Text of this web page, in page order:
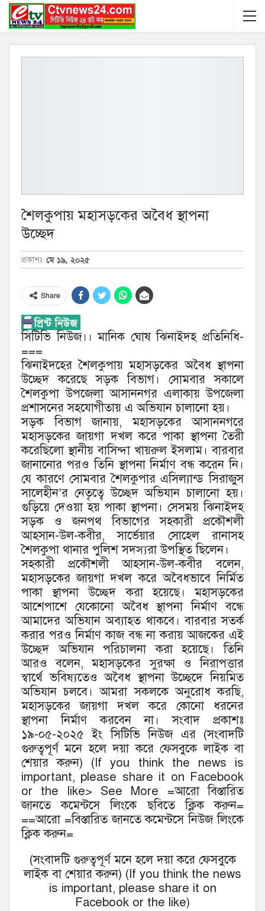
শৈলকুপায় মহাসড়কের অবৈধ স্থাপনা
উচ্ছেদ
প্রকাশঃ মে ১৯, ২০২৫
Share
সিটিভি নিউজ।। মানিক ঘোষ ঝিনাইদহ প্রতিনিধি-
===
ঝিনাইদহের শৈলকুপায় মহাসড়কের অবৈধ স্থাপনা
উচ্ছেদ করেছে সড়ক বিভাগ। সোমবার সকালে
শৈলকুপা উপজেলা আসাননগর এলাকায় উপজেলা
প্রশাসনের সহযোগীতায় এ অভিযান চালানো হয়।
সড়ক বিভাগ জানায়, মহাসড়কের আসাননগরে
মহাসড়কের জায়গা দখল করে পাকা স্থাপনা তৈরী
করেছিলো স্থানীয় বাসিন্দা খায়রুল ইসলাম। বারবার
জানানোর পরও তিনি স্থাপনা নির্মাণ বন্ধ করেন নি।
যে কারণে সোমবার শৈলকুপার এসিল্যান্ড সিরাজুস
সালেহীন’র নেতৃত্বে উচ্ছেদ অভিযান চালানো হয়।
গুড়িয়ে দেওয়া হয় পাকা স্থাপনা। সেসময় ঝিনাইদহ
সড়ক ও জনপথ বিভাগের সহকারী প্রকৌশলী
আহসান-উল-কবীর, সার্ভেয়ার সোহেল রানাসহ
শৈলকুপা থানার পুলিশ সদস্যরা উপস্থিত ছিলেন।
সহকারী প্রকৌশলী আহসান-উল-কবীর বলেন,
মহাসড়কের জায়গা দখল করে অবৈধভাবে নির্মিত
পাকা স্থাপনা উচ্ছেদ করা হয়েছে। মহাসড়কের
আশেপাশে যেকোনো অবৈধ স্থাপনা নির্মাণ বন্ধে
আমাদের অভিযান অব্যাহত থাকবে। বারবার সতর্ক
করার পরও নির্মাণ কাজ বন্ধ না করায় আজকের এই
উচ্ছেদ অভিযান পরিচালনা করা হয়েছে। তিনি
আরও বলেন, মহাসড়কের সুরক্ষা ও নিরাপত্তার
স্বার্থে ভবিষ্যতেও অবৈধ স্থাপনা উচ্ছেদে নিয়মিত
অভিযান চলবে। আমরা সকলকে অনুরোধ করছি,
মহাসড়কের জায়গা দখল করে কোনো ধরনের
স্থাপনা নির্মাণ করবেন না। সংবাদ প্রকাশঃ
১৯-০৫-২০২৫ ইং সিটিভি নিউজ এর (সংবাদটি
গুরুত্বপূর্ণ মনে হলে দয়া করে ফেসবুকে লাইক বা
শেয়ার করুন) (If you think the news is
important, please share it on Facebook
or the like> See More =আরো বিস্তারিত
জানতে কমেন্টসে লিংকে ছবিতে ক্লিক করুন=
==আরো =বিস্তারিত জানতে কমেন্টসে নিউজ লিংকে
ক্লিক করুন=
(সংবাদটি গুরুত্বপূর্ণ মনে হলে দয়া করে ফেসবুকে
লাইক বা শেয়ার করুন) (If you think the news
is important, please share it on
Facebook or the like)